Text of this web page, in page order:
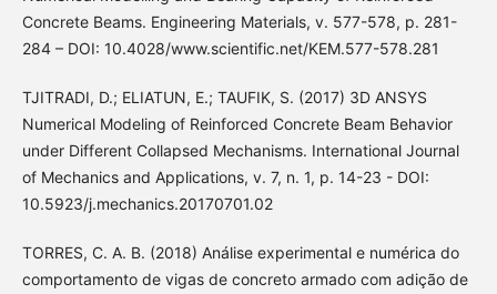
Concrete Beams. Engineering Materials, v. 577-578, p. 281-
284 – DOI: 10.4028/www.scientific.net/KEM.577-578.281
TJITRADI, D.; ELIATUN, E.; TAUFIK, S. (2017) 3D ANSYS
Numerical Modeling of Reinforced Concrete Beam Behavior
under Different Collapsed Mechanisms. International Journal
of Mechanics and Applications, v. 7, n. 1, p. 14-23 - DOI:
10.5923/j.mechanics.20170701.02
TORRES, C. A. B. (2018) Análise experimental e numérica do
comportamento de vigas de concreto armado com adição de